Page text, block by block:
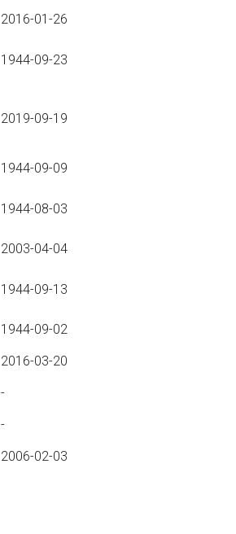
2016-01-26
1944-09-23
2019-09-19
1944-09-09
1944-08-03
2003-04-04
1944-09-13
1944-09-02
2016-03-20
-
-
2006-02-03